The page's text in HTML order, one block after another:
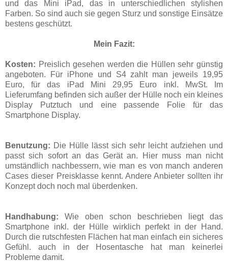
und das Mini iPad, das in unterschiedlichen stylishen
Farben. So sind auch sie gegen Sturz und sonstige Einsätze
bestens geschützt.
Mein Fazit:
Kosten: Preislich gesehen werden die Hüllen sehr günstig
angeboten. Für iPhone und S4 zahlt man jeweils 19,95
Euro, für das iPad Mini 29,95 Euro inkl. MwSt. Im
Lieferumfang befinden sich außer der Hülle noch ein kleines
Display Putztuch und eine passende Folie für das
Smartphone Display.
Benutzung: Die Hülle lässt sich sehr leicht aufziehen und
passt sich sofort an das Gerät an. Hier muss man nicht
umständlich nachbessern, wie man es von manch anderen
Cases dieser Preisklasse kennt. Andere Anbieter sollten ihr
Konzept doch noch mal überdenken.
Handhabung: Wie oben schon beschrieben liegt das
Smartphone inkl. der Hülle wirklich perfekt in der Hand.
Durch die rutschfesten Flächen hat man einfach ein sicheres
Gefühl. auch in der Hosentasche hat man keinerlei
Probleme damit.